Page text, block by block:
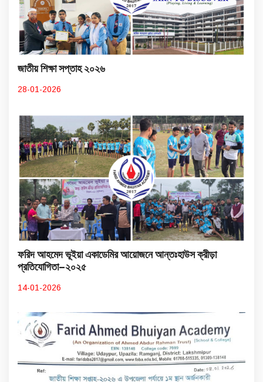
জাতীয় শিক্ষা সপ্তাহ ২০২৬
28-01-2026
ফরিদ আহমেদ ভূইয়া একাডেমির আয়োজনে আন্তঃহাউস ক্রীড়া
প্রতিযোগিতা–২০২৫
14-01-2026